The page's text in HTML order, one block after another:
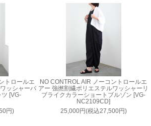
トロールエ
ッシャーバ
[VG-
円)
NO CONTROL AIR ノーコントロールエ
アー 強撚割繊ポリエステルワッシャーリ
ブライクカラーショートブルゾン [VG-
NC2109CD]
25,000円(税込27,500円)